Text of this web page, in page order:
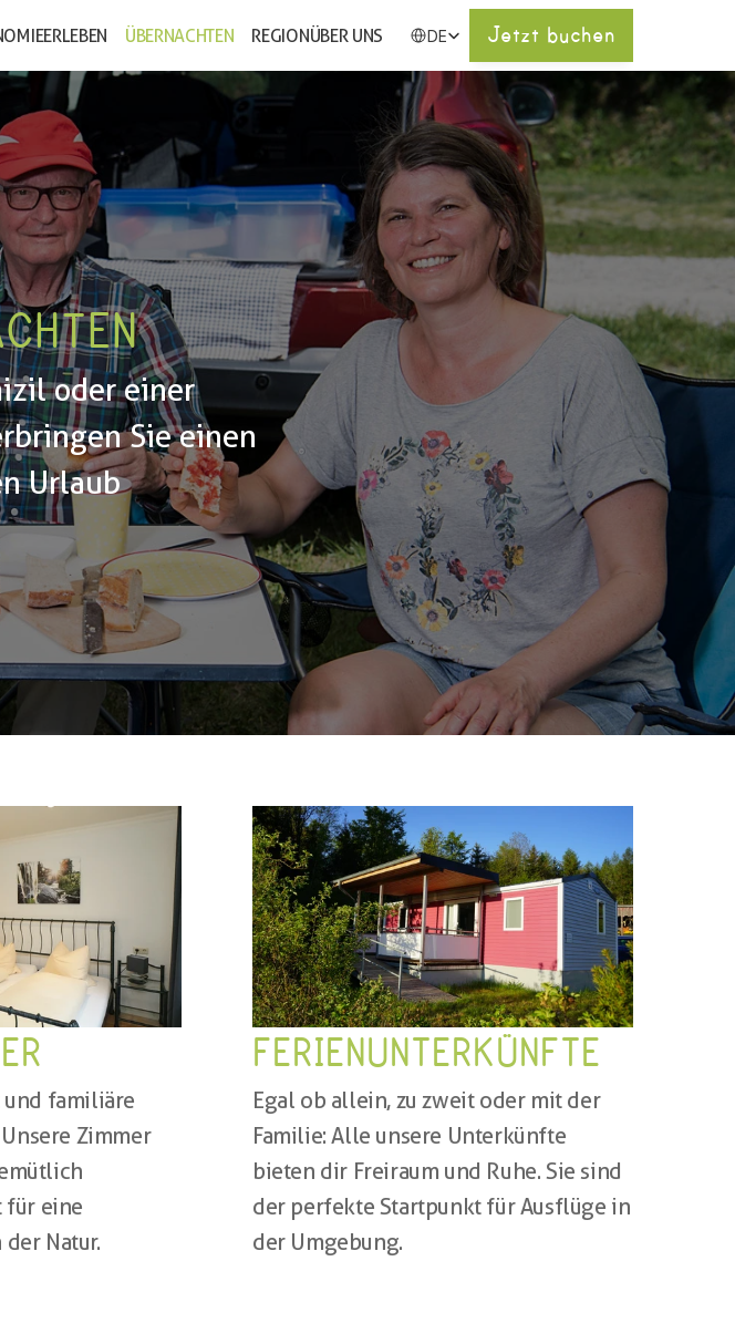
ERLEBEN ÜBERNACHTEN REGIONÜBER UNS DE Jetzt buchen
oder einer
Sie einen
Urlaub
und familiäre
Zimmer
für eine
Natur.
FERIENUNTERKÜNFTE
Egal ob allein, zu zweit oder mit der
Familie: Alle unsere Unterkünfte
bieten dir Freiraum und Ruhe. Sie sind
der perfekte Startpunkt für Ausflüge in
der Umgebung.